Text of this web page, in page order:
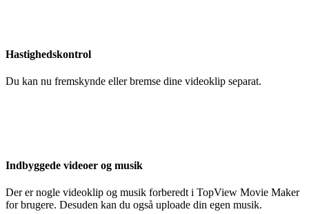
Hastighedskontrol
Du kan nu fremskynde eller bremse dine videoklip separat.
Indbyggede videoer og musik
Der er nogle videoklip og musik forberedt i TopView Movie Maker
for brugere. Desuden kan du også uploade din egen musik.